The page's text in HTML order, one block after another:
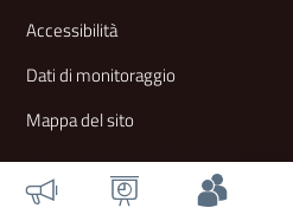
Accessibilità
Dati di monitoraggio
Mappa del sito